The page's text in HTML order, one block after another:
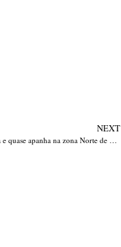
NEXT
Bandido tenta assaltar com cano de arma e quase apanha na zona Norte de Teresina